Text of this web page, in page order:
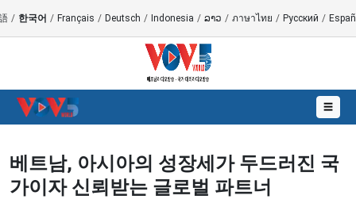
/ 한국어 / Français / Deutsch / Indonesia / ລາວ / ภาษาไทย / Русский /
☰
베트남, 아시아의 성장세가 두드러진 국
가이자 신뢰받는 글로벌 파트너